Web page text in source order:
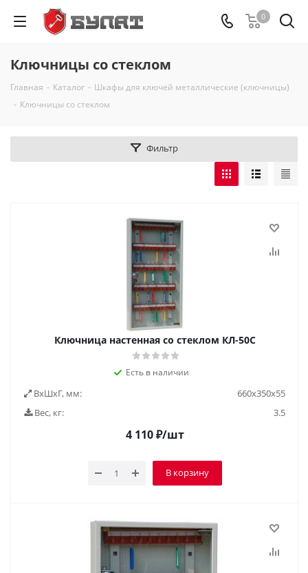
0
Ключницы со стеклом
Главная - Каталог - Шкафы для ключей металлические (ключницы)
- Ключницы со стеклом
Фильтр
Ключница настенная со стеклом КЛ-50С
Есть в наличии
ВxШxГ, мм:
660х350х55
Вес, кг:
3.5
4 110₽/шт
В корзину